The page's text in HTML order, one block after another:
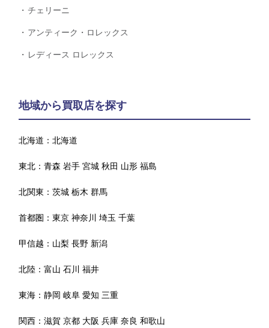
チェリーニ
アンティーク・ロレックス
レディース ロレックス
地域から買取店を探す
北海道：北海道
東北：青森 岩手 宮城 秋田 山形 福島
北関東：茨城 栃木 群馬
首都圏：東京 神奈川 埼玉 千葉
甲信越： 山梨 長野 新潟
北陸：富山 石川 福井
東海：静岡 岐阜 愛知 三重
関西：滋賀 京都 大阪 兵庫 奈良 和歌山